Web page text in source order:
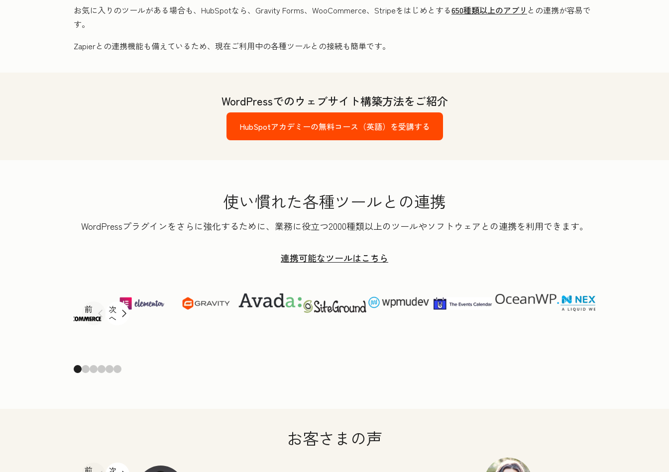
お気に入りのツールがある場合も、HubSpotなら、Gravity Forms、WooCommerce、Stripeをはじめとする650種類以上のアプリ との連携が容易で
す。
Zapierとの連携機能も備えているため、現在ご利用中の各種ツールとの接続も簡単です。
WordPressでのウェブサイト構築方法をご紹介
HubSpotアカデミーの無料コース（英語）を受講する
使い慣れた各種ツールとの連携
WordPressプラグインをさらに強化するために、業務に役立つ2000種類以上のツールやソフトウェアとの連携を利用できます。
連携可能なツールはこちら
前
へ
次
へ
お客さまの声